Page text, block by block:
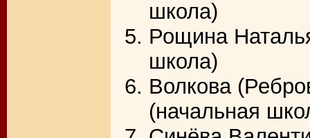
школа)
Рощина
школа)
Волкова
(начальная